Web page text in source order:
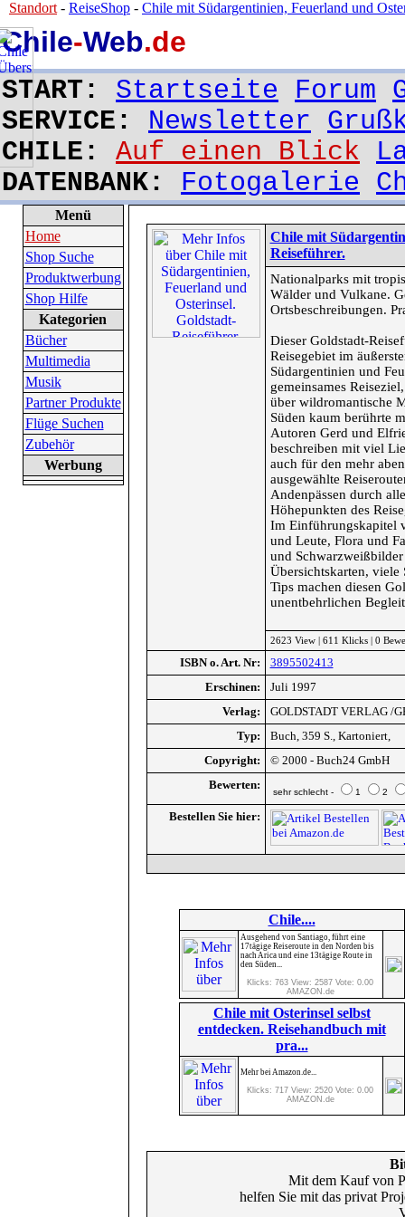
Chile-Web.de
START: Startseite Forum
SERVICE: Newsletter
CHILE: Auf einen Blick
DATENBANK: Fotogalerie
Standort - ReiseShop - Chile mit Südargentinien, Feuerland und
Menü
Home
Shop Suche
Produktwerbung
Shop Hilfe
Kategorien
Bücher
Multimedia
Musik
Partner Produkte
Flüge Suchen
Zubehör
Werbung
Chile mit
Reiseführer.
Nationalparks mit
Wälder und Vulkane.
Ortsbeschreibungen.
Dieser Goldstadt-
Reisegebiet im
Südargentinien und
gemeinsames
über wildromantische
Süden kaum berührte
Autoren Gerd und
beschreiben mit viel
auch für den mehr
ausgewählte
Andenpässen durch
Höhepunkten des
Im Einführungskapitel
und Leute, Flora und
und
Übersichtskarten, viele
Tips machen diesen
unentbehrlichen
2623 View | 611 Klicks | 0
ISBN o. Art. Nr:
3895502413
Erschinen:
Juli 1997
Verlag:
GOLDSTADT VERLAG /
Typ:
Buch, 359 S., Kartoniert,
Copyright:
© 2000 - Buch24 GmbH
Bewerten:
sehr schlecht - 1 2
Bestellen Sie hier:
Chile....
Ausgehend von Santiago, führt eine
17tägige Reiseroute in den Norden bis
nach Arica und eine 13tägige Route in
den Süden...
Klicks: 763 View: 2587 Vote: 0.00
AMAZON.de
Chile mit Osterinsel selbst
entdecken. Reisehandbuch mit
pra...
Mehr bei Amazon.de...
Klicks: 717 View: 2520 Vote: 0.00
AMAZON.de
Mit dem Kauf von
helfen Sie mit das privat